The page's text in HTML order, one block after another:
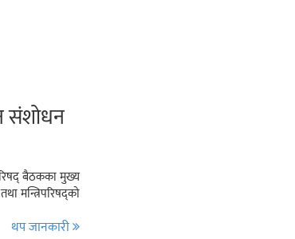
संशोधन
बैठकका मुख्य
मन्त्रिपरिषद्को
थप जानकारी